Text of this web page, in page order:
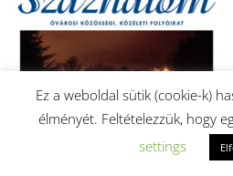
Ez a weboldal sütik (cookie-k)
élményét. Feltételezzük, hogy
settings